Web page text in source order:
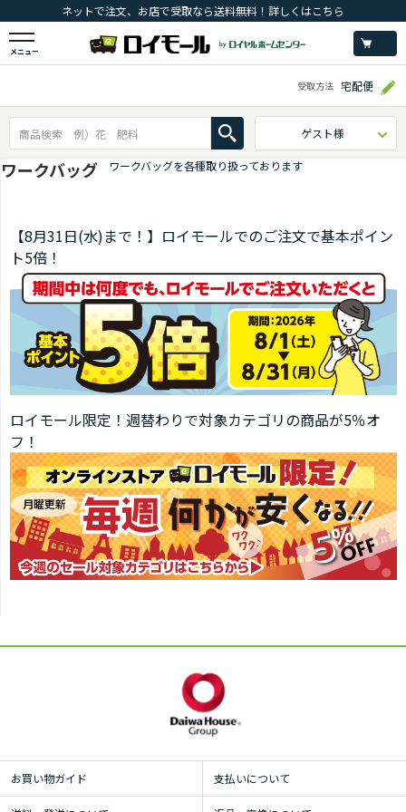
ネットで注文、お店で受取なら送料無料！詳しくはこちら
メニュー
受取方法 宅配便
ゲスト様
ワークバッグ ワークバッグを各種取り扱っております
【8月31日(水)まで！】ロイモールでのご注文で基本ポイン
ト5倍！
ロイモール限定！週替わりで対象カテゴリの商品が5％オ
フ！
お買い物ガイド 支払いについて